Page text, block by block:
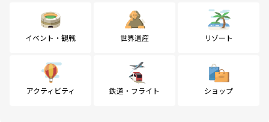
イベント・観戦 世界遺産 リゾート
アクティビティ 鉄道・フライト ショップ